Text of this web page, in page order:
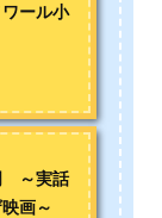
ール小
～実話
画～